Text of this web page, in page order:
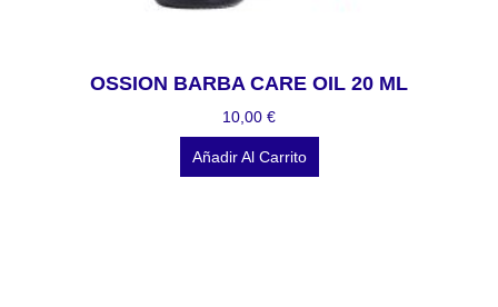
OSSION BARBA CARE OIL 20 ML
10,00 €
Añadir Al Carrito